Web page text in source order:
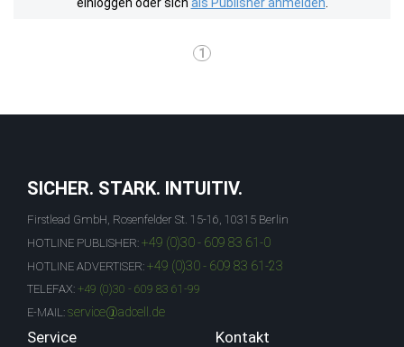
1
SICHER. STARK. INTUITIV.
Firstlead GmbH, Rosenfelder St. 15-16, 10315 Berlin
HOTLINE PUBLISHER: +49 (0)30 - 609 83 61-0
HOTLINE ADVERTISER: +49 (0)30 - 609 83 61-23
TELEFAX: +49 (0)30 - 609 83 61-99
E-MAIL: service@adcell.de
Service Kontakt